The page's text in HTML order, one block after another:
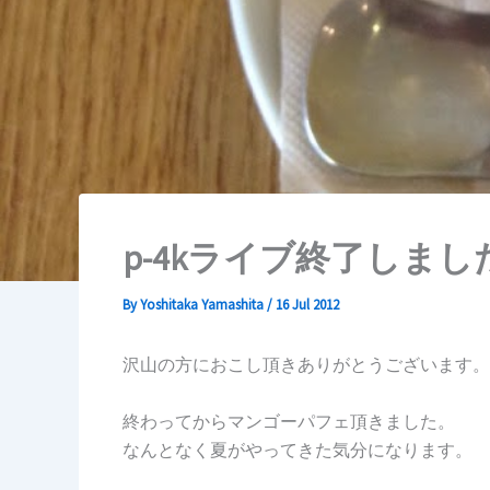
p-4kライブ終了しまし
ByYoshitaka Yamashita/ 16 Jul 2012
沢山の方におこし頂きありがとうございます。
終わってからマンゴーパフェ頂きました。
なんとなく夏がやってきた気分になります。